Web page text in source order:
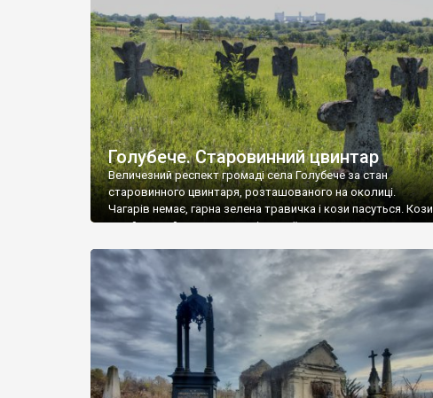
Голубече. Старовинний цвинтар
Величезний респект громаді села Голубече за стан
старовинного цвинтаря, розташованого на околиці.
Чагарів немає, гарна зелена травичка і кози пасуться. Кози
– найкращий регулятор шкідливої, для старих кладовищ,
бруньками, кози ті бруньки обгризають, бо то улюблений
делікатес. На цвинтарі у Голубечому ціла колекція
різноманітних форм хрестів. Село відносно невелике, […]